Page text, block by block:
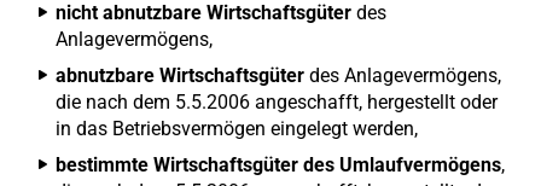
nicht abnutzbare Wirtschaftsgüter des
Anlagevermögens,
abnutzbare Wirtschaftsgüter des Anlagevermögens,
die nach dem 5.5.2006 angeschafft, hergestellt oder
in das Betriebsvermögen eingelegt werden,
bestimmte Wirtschaftsgüter des Umlaufvermögens,